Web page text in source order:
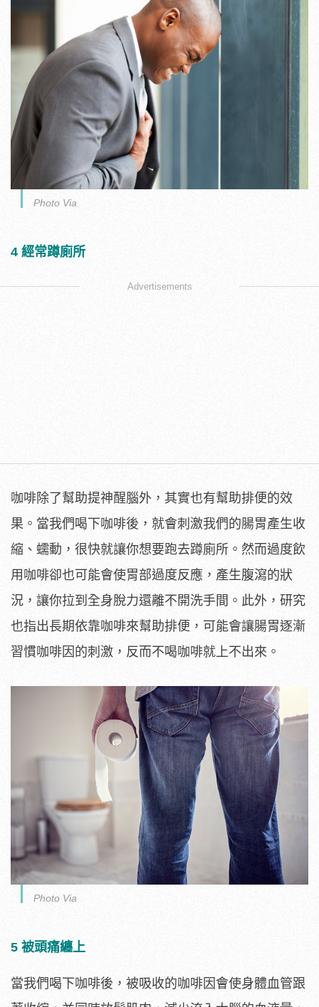
Photo Via
4 經常蹲廁所
Advertisements
咖啡除了幫助提神醒腦外，其實也有幫助排便的效
果。當我們喝下咖啡後，就會刺激我們的腸胃產生收
縮、蠕動，很快就讓你想要跑去蹲廁所。然而過度飲
用咖啡卻也可能會使胃部過度反應，產生腹瀉的狀
況，讓你拉到全身脫力還離不開洗手間。此外，研究
也指出長期依靠咖啡來幫助排便，可能會讓腸胃逐漸
習慣咖啡因的刺激，反而不喝咖啡就上不出來。
Photo Via
5 被頭痛纏上
當我們喝下咖啡後，被吸收的咖啡因會使身體血管跟